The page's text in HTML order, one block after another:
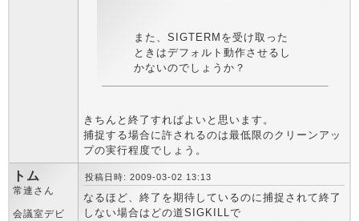
また、SIGTERMを受け取った
ときはデフォルト動作させるし
かないのでしょうか？
きちんと終了すればよいと思います。
捕捉する場合に許されるのは最低限のクリーンアッ
プの実行程度でしょう。
トム
常連さん
会議室デビ
投稿日時: 2009-03-02 13:13
なるほど、終了を期待しているのに捕捉されて終了
しない場合はどの道SIGKILLで